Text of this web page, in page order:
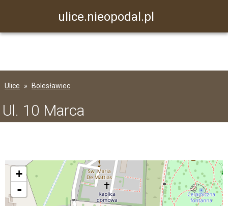
ulice.nieopodal.pl
Ulice Bolesławiec
Ul. 10 Marca
+
-